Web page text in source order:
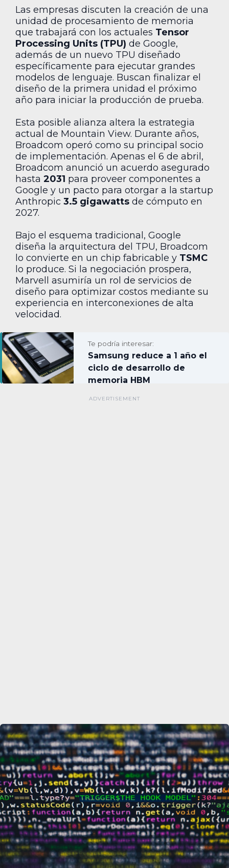
Las empresas discuten la creación de una
unidad de procesamiento de memoria
que trabajará con los actuales Tensor
Processing Units (TPU) de Google,
además de un nuevo TPU diseñado
específicamente para ejecutar grandes
modelos de lenguaje. Buscan finalizar el
diseño de la primera unidad el próximo
año para iniciar la producción de prueba.
Esta posible alianza altera la estrategia
actual de Mountain View. Durante años,
Broadcom operó como su principal socio
de implementación. Apenas el 6 de abril,
Broadcom anunció un acuerdo asegurado
hasta 2031 para proveer componentes a
Google y un pacto para otorgar a la startup
Anthropic 3.5 gigawatts de cómputo en
2027.
Bajo el esquema tradicional, Google
diseña la arquitectura del TPU, Broadcom
lo convierte en un chip fabricable y TSMC
lo produce. Si la negociación prospera,
Marvell asumiría un rol de servicios de
diseño para optimizar costos mediante su
experiencia en interconexiones de alta
velocidad.
Te podría interesar:
Samsung reduce a 1 año el
ciclo de desarrollo de
memoria HBM